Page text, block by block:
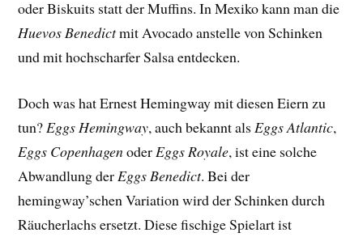
oder Biskuits statt der Muffins. In Mexiko kann man die
Huevos Benedictmit Avocado anstelle von Schinken
und mit hochscharfer Salsa entdecken.
Doch was hat Ernest Hemingway mit diesen Eiern zu
tun? Eggs Hemingway, auch bekannt als Eggs Atlantic,
Eggs Copenhagenoder Eggs Royale, ist eine solche
Abwandlung der Eggs Benedict. Bei der
hemingway’schen Variation wird der Schinken durch
Räucherlachs ersetzt. Diese fischige Spielart ist